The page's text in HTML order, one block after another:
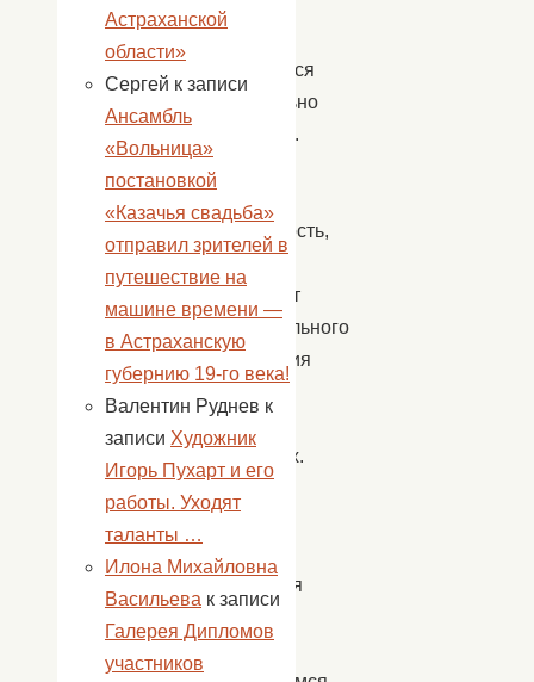
становится
смертельно
опасным.
случайность,
результат
неправильного
поведения
взрослых.
случается
Астраханской
области»
Сергей к записи
Ансамбль
«Вольница»
постановкой
«Казачья свадьба»
отправил зрителей в
путешествие на
машине времени —
в Астраханскую
губернию 19-го века!
Валентин Руднев к
записи Художник
Игорь Пухарт и его
работы. Уходят
таланты …
Илона Михайловна
Васильева к записи
Галерея Дипломов
участников